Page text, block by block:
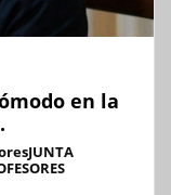
en la